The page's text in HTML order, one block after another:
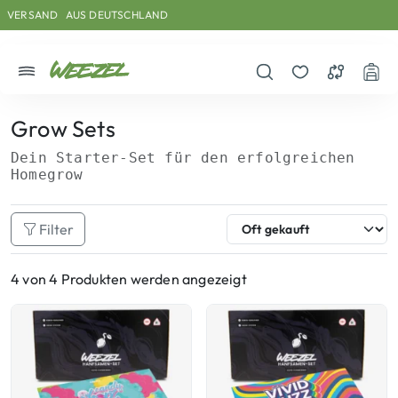
Skip to main content
Direkt zum Inhalt
Weiter zum Footer
VERSAND AUS DEUTSCHLAND
Grow Sets
Dein Starter-Set für den erfolgreichen
Homegrow
Filter
4 von 4 Produkten werden angezeigt